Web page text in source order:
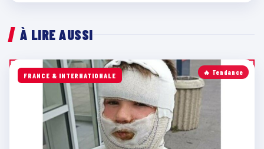
À LIRE AUSSI
🔥 Tendance
FRANCE & INTERNATIONALE